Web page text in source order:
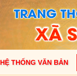
HỆ THỐNG VĂN BẢN